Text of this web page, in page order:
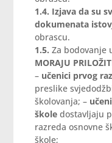
1.4. Izjava da su
dokumenata
obrascu.
1.5. Za bodovanje
MORAJU
– učenici prvog
preslike
školovanja; –
škole dostavljaju
razreda osnovne
škole;